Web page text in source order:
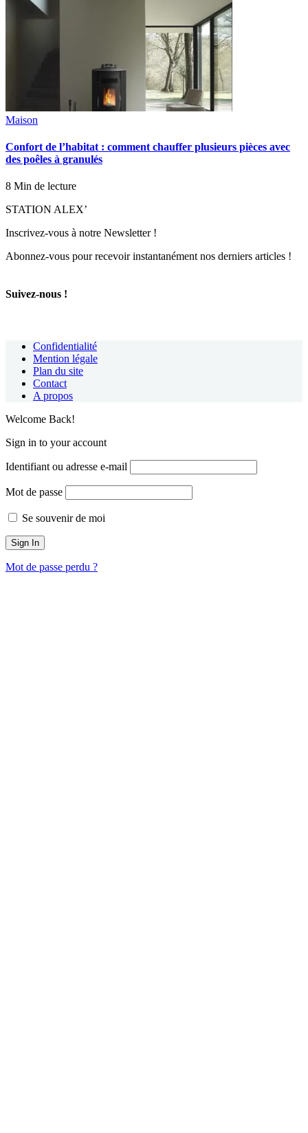
Maison
Confort de l’habitat : comment chauffer plusieurs pièces avec
des poêles à granulés
8 Min de lecture
STATION ALEX’
Inscrivez-vous à notre Newsletter !
Abonnez-vous pour recevoir instantanément nos derniers articles !
Suivez-nous !
Confidentialité
Mention légale
Plan du site
Contact
A propos
Welcome Back!
Sign in to your account
Identifiant ou adresse e-mail
Mot de passe
Se souvenir de moi
Mot de passe perdu ?